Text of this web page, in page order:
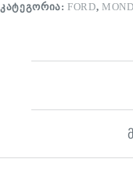
ᲙᲐᲢᲔᲒᲝᲠᲘᲐ:FORD,